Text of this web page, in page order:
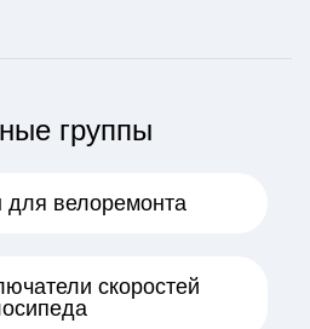
группы
для велоремонта
скоростей